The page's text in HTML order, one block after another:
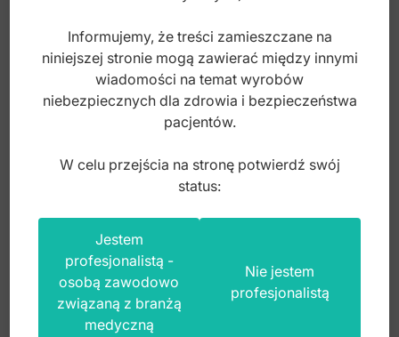
Index: FC.541.020
Informujemy, że treści zamieszczane na
niniejszej stronie mogą zawierać między innymi
wiadomości na temat wyrobów
niebezpiecznych dla zdrowia i bezpieczeństwa
pacjentów.
W celu przejścia na stronę potwierdź swój
status:
Jestem
profesjonalistą -
osobą zawodowo
związaną z branżą
medyczną
Nie jestem
profesjonalistą